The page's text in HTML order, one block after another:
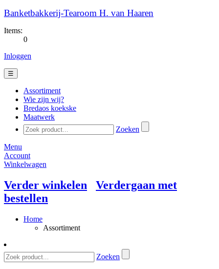
Banketbakkerij-Tearoom H. van Haaren
Items:
0
Inloggen
☰
Assortiment
Wie zijn wij?
Bredaos koekske
Maatwerk
Zoeken
Menu
Account
Winkelwagen
Verder winkelen
Verdergaan met
bestellen
Home
Assortiment
Zoeken